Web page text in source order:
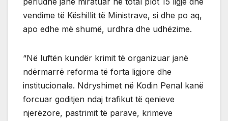
vendime të Këshillit të Ministrave, si dhe po aq,
apo edhe më shumë, urdhra dhe udhëzime.
“Në luftën kundër krimit të organizuar janë
ndërmarrë reforma të forta ligjore dhe
institucionale. Ndryshimet në Kodin Penal kanë
forcuar goditjen ndaj trafikut të qenieve
njerëzore, pastrimit të parave, krimeve